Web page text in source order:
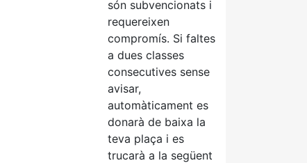
són subvencionats i
requereixen
compromís. Si faltes
a dues classes
consecutives sense
avisar,
automàticament es
donarà de baixa la
teva plaça i es
trucarà a la següent